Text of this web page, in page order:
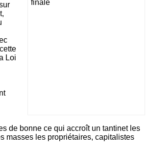
Loi
de bonne ce qui accroît un tantinet les
masses les propriétaires, capitalistes